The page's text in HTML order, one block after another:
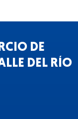
DE
DEL RÍO